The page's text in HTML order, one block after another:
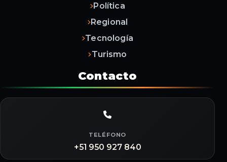
Política
Regional
Tecnología
Turismo
Contacto
TELÉFONO
+51 950 927 840